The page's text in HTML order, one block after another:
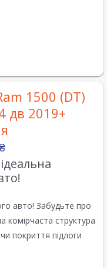
1500 (DT)
дв 2019+
₴
авто! Забудьте про
комірчаста структура
покриття підлоги